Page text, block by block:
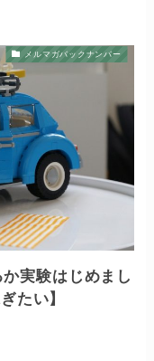
メルマガバックナンバー
実験はじめまし
たい】